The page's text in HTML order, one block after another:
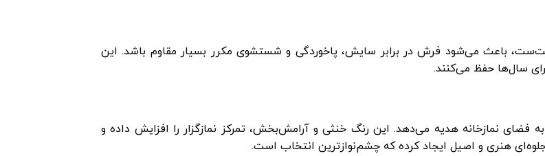
باعث می‌شود فرش در برابر سایش، پاخوردگی و شستشوی مکرر بسیار مقاوم باشد. این
سال‌ها حفظ می‌کنند.
نمازخانه هدیه می‌دهد. این رنگ خنثی و آرامش‌بخش، تمرکز نمازگزار را افزایش داده و
هنری و اصیل ایجاد کرده که چشم‌نوازترین انتخاب است.